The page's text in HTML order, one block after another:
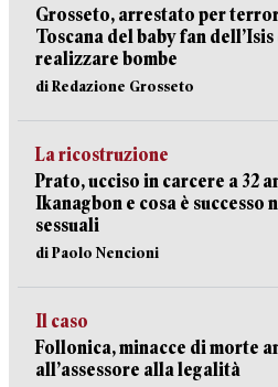
Grosseto, arrestato per
Toscana del baby fan
realizzare bombe
di Redazione Grosseto
La ricostruzione
Prato, ucciso in carcere a 32
Ikanagbon e cosa è successo
sessuali
di Paolo Nencioni
Il caso
Follonica, minacce di morte
all’assessore alla legalità